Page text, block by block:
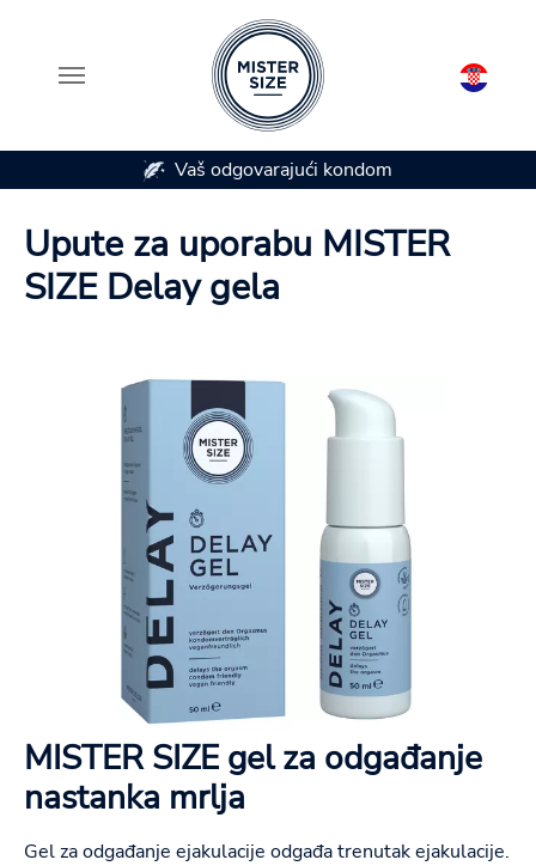
Vaš odgovarajući kondom
Upute za uporabu MISTER
SIZE Delay gela
MISTER SIZE gel za odgađanje
nastanka mrlja
Gel za odgađanje ejakulacije odgađa trenutak ejakulacije.